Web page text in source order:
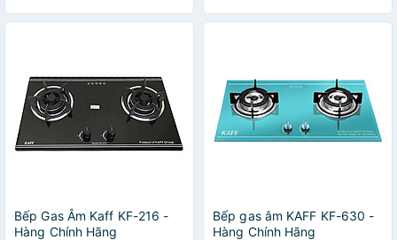
Bếp Gas Âm Kaff KF-216 -
Hàng Chính Hãng
Bếp gas âm KAFF KF-630 -
Hàng Chính Hãng